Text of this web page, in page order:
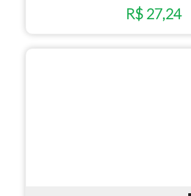
R$ 27,24